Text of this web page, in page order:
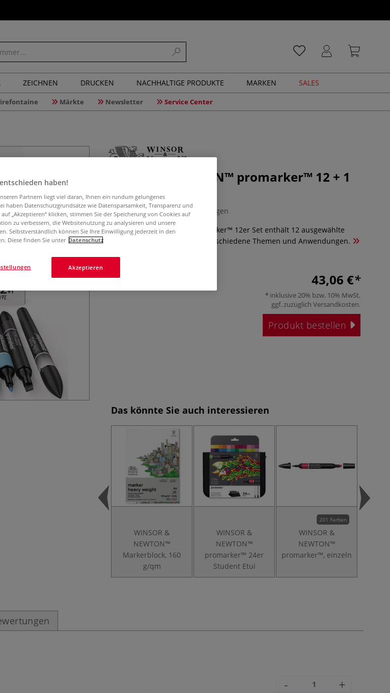
ZEICHNEN DRUCKEN NACHHALTIGE PRODUKTE MARKEN SALES
Märkte Newsletter Service Center
WINSOR & NEWTON™ promarker™ 12 + 1
0 Bewertungen
Das WINSOR & NEWTON Pro Marker™ 12er Set enthält 12 ausgewählte
Farbtöne + einen Blender für verschiedene Themen und Anwendungen.
43,06 €
inklusive 20% bzw. 10% MwSt,
ggf. zuzüglich Versandkosten.
Produkt bestellen
Das könnte Sie auch interessieren
WINSOR &
NEWTON™
Markerblock, 160
g/qm
WINSOR &
NEWTON™
promarker™ 24er
Student Etui
201 Farben
WINSOR &
NEWTON™
promarker™, einzeln
- +
haben!
Partnern liegt viel daran, Ihnen ein rundum gelungenes
haben Datenschutzgrundsätze wie Datensparsamkeit, Transparenz und
„Akzeptieren“ klicken, stimmen Sie der Speicherung von Cookies auf
zu verbessern, die Websitenutzung zu analysieren und unsere
Selbstverständlich können Sie Ihre Einwilligung jederzeit in den
Diese finden Sie unter Datenschutz
Akzeptieren